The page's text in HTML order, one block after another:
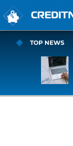
TOP NEWS